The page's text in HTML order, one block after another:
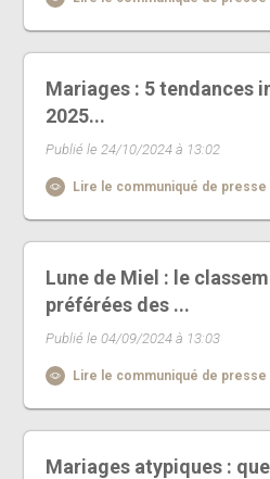
Mariages : 5 tendances
2025...
Publié le 24/10/2024 à 13:02
Lire le communiqué de presse
Lune de Miel : le
préférées des ...
Publié le 04/09/2024 à 13:03
Lire le communiqué de presse
Mariages atypiques :